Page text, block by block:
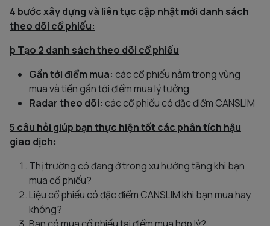
4 bước xây dựng và liên tục cập nhật mới danh sách
theo dõi cổ phiếu:
þ Tạo 2 danh sách theo dõi cổ phiếu
Gần tới điểm mua: các cổ phiếu nằm trong vùng
mua và tiến gần tới điểm mua lý tưởng
Radar theo dõi: các cổ phiếu có đặc điểm CANSLIM
5 câu hỏi giúp bạn thực hiện tốt các phân tích hậu
giao dịch:
Thị trường có đang ở trong xu hướng tăng khi bạn
mua cổ phiếu?
Liệu cổ phiếu có đặc điểm CANSLIM khi bạn mua hay
không?